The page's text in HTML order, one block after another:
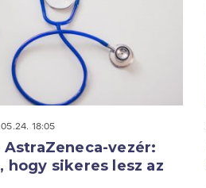
18:05
AstraZeneca-vezér:
hogy sikeres lesz az